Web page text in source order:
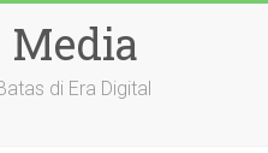
Media
di Era Digital